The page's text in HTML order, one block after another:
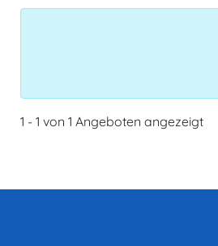
1 - 1 von 1 Angeboten angezeigt